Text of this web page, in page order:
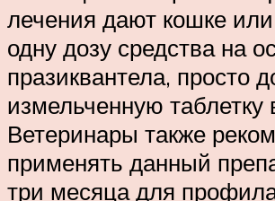
лечения дают кошке
одну дозу средства на
празиквантела, просто
измельченную таблетку
Ветеринары также
применять данный
три месяца для